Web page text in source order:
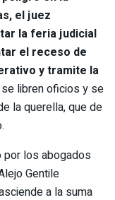
el juez
la feria judicial
el receso de
y tramite la
libren oficios y se
la querella, que de
por los abogados
Gentile
a la suma